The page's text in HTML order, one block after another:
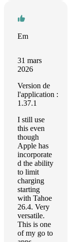
Em
31 mars
2026
Version de
l'application :
1.37.1
I still use
this even
though
Apple has
incorporate
d the ability
to limit
charging
starting
with Tahoe
26.4. Very
versatile.
This is one
of my go to